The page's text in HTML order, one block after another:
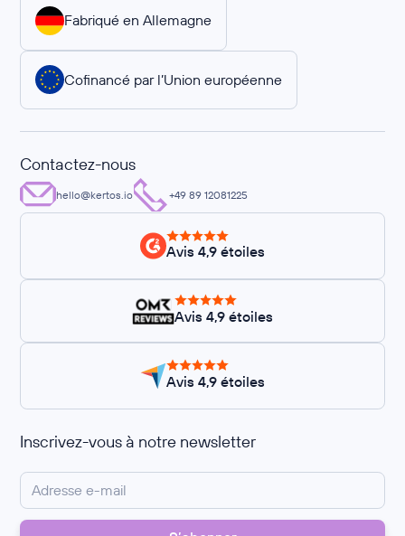
Fabriqué en Allemagne
Cofinancé par l’Union européenne
Contactez-nous
hello@kertos.io +49 89 12081225
Avis 4,9 étoiles
Avis 4,9 étoiles
Avis 4,9 étoiles
Inscrivez-vous à notre newsletter